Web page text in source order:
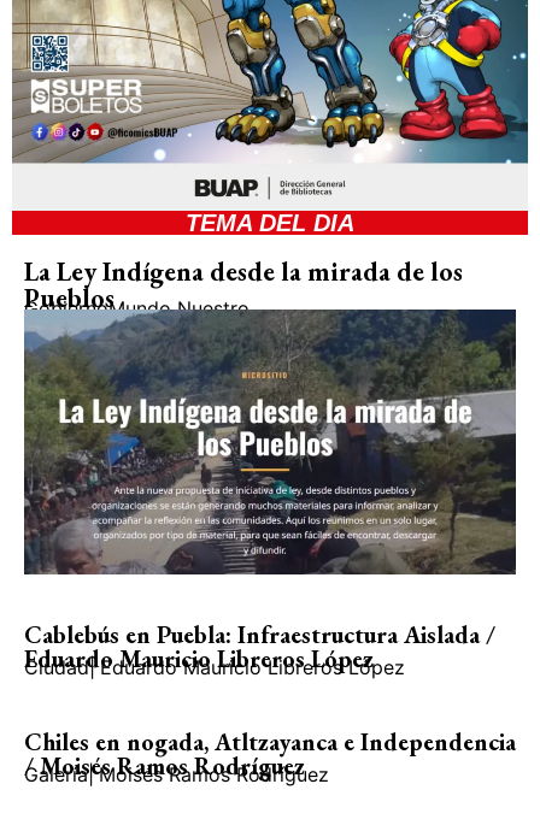
TEMA DEL DIA
La Ley Indígena desde la mirada de los
Pueblos
GobiernoMundo Nuestro
Cablebús en Puebla: Infraestructura Aislada /
Eduardo Mauricio Libreros López
Ciudad| Eduardo Mauricio Libreros López
Chiles en nogada, Atltzayanca e Independencia
/ Moisés Ramos Rodríguez
Galería| Moisés Ramos Rodríguez